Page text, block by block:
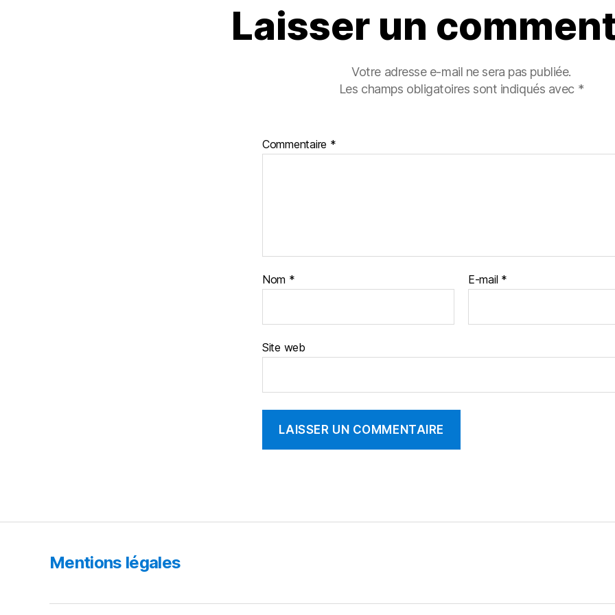
Laisser un
Votre adresse e-mail ne sera pas publiée.
Les champs obligatoires sont indiqués avec *
Commentaire *
Nom * E-mail *
Site web
Mentions légales